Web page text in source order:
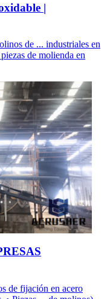
|
de ... industriales en
de molienda en
de fijación en acero